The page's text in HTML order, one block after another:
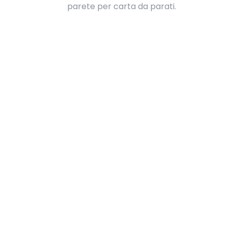
parete per carta da parati.